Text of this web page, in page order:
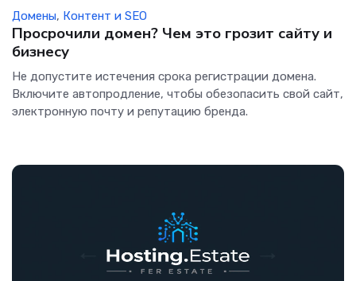
Домены, Контент и SEO
Просрочили домен? Чем это грозит сайту и
бизнесу
Не допустите истечения срока регистрации домена.
Включите автопродление, чтобы обезопасить свой сайт,
электронную почту и репутацию бренда.